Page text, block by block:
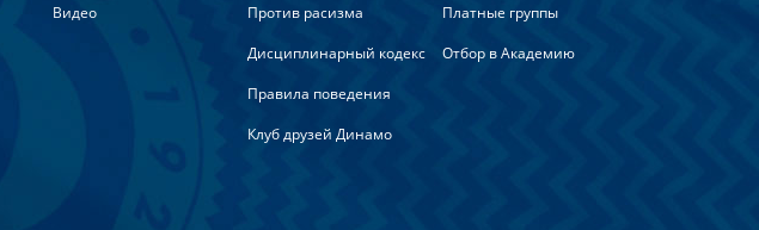
Видео
Против расизма
Дисциплинарный кодекс
Правила поведения
Клуб друзей Динамо
Платные группы
Отбор в Академию